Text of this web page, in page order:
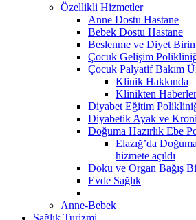
Özellikli Hizmetler
Anne Dostu Hastane
Bebek Dostu Hastane
Beslenme ve Diyet
Çocuk Gelişim
Çocuk Palyatif Bakım
Klinik Hakkında
Klinikten Haberler
Diyabet Eğitim
Diyabetik Ayak ve
Doğuma Hazırlık Ebe
Elazığ’da
hizmete açıldı
Doku ve Organ Bağış
Evde Sağlık
Anne-Bebek
Sağlık Turizmi